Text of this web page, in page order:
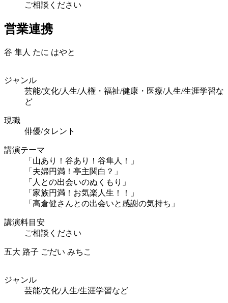
ご相談ください
営業連携
谷 隼人 たに はやと
ジャンル
芸能/文化/人生/人権・福祉/健康・医療/人生/生涯学習な
ど
現職
俳優/タレント
講演テーマ
「山あり！谷あり！谷隼人！」
「夫婦円満！亭主関白？」
「人との出会いのぬくもり」
「家族円満！お気楽人生！！」
「高倉健さんとの出会いと感謝の気持ち」
講演料目安
ご相談ください
五大 路子 ごだい みちこ
ジャンル
芸能/文化/人生/生涯学習など